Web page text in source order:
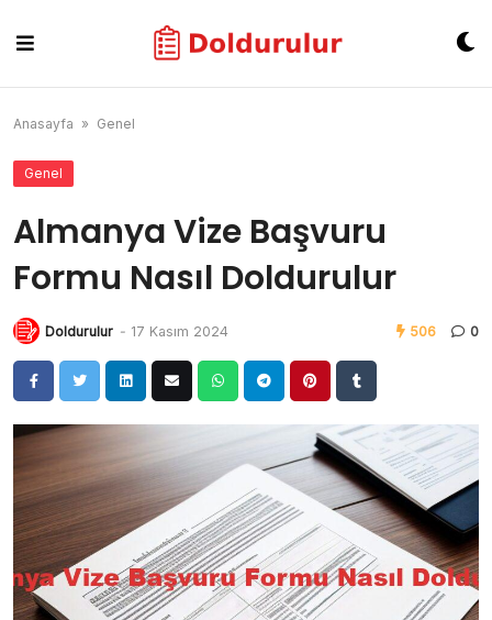
content
Anasayfa » Genel
Genel
Almanya Vize Başvuru
Formu Nasıl Doldurulur
Doldurulur - 17 Kasım 2024 506 0